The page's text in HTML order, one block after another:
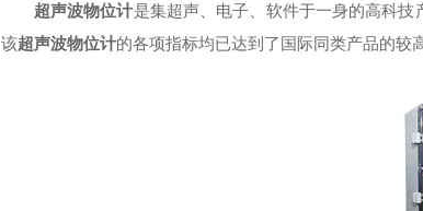
超声波物位计是集超声、电子、软件于一身的高科技
该超声波物位计的各项指标均已达到了国际同类产品的较